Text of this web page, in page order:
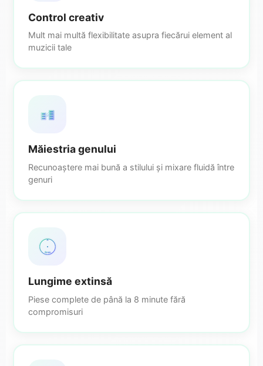
Control creativ
Mult mai multă flexibilitate asupra fiecărui element al
muzicii tale
Măiestria genului
Recunoaștere mai bună a stilului și mixare fluidă între
genuri
8min
Lungime extinsă
Piese complete de până la 8 minute fără
compromisuri